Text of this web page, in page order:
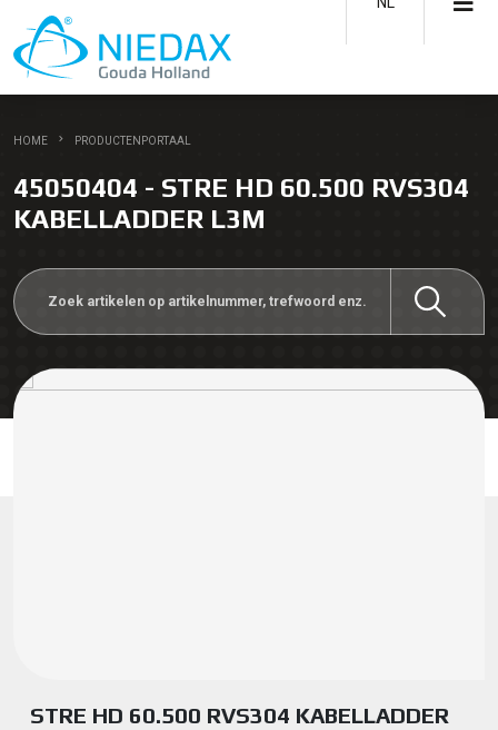
HOME PRODUCTENPORTAAL
45050404 - STRE HD 60.500 RVS304
KABELLADDER L3M
STRE HD 60.500 RVS304 KABELLADDER